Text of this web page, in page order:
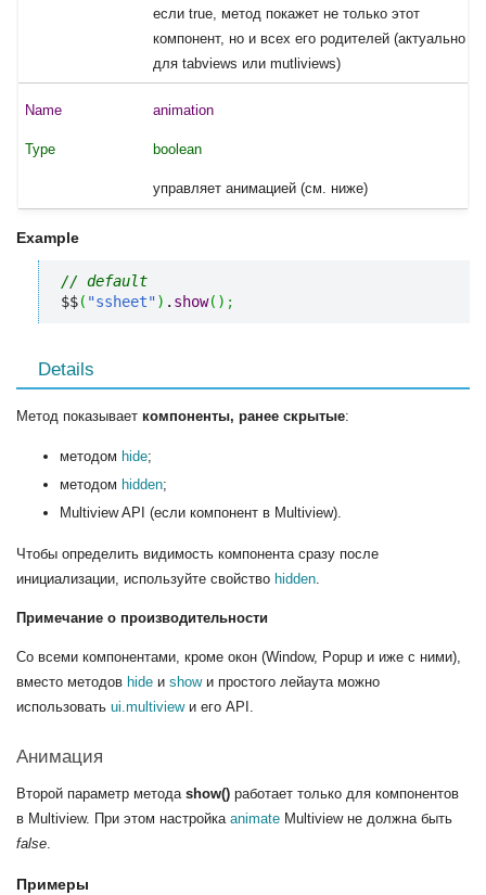
если true, метод покажет не только этот
компонент, но и всех его родителей (актуально
для tabviews или mutliviews)
animation
boolean
управляет анимацией (см. ниже)
Example
// default
$$( "ssheet") . show( ) ;
Details
Метод показывает компоненты, ранее скрытые:
методом hide;
методом hidden;
Multiview API (если компонент в Multiview).
Чтобы определить видимость компонента сразу после
инициализации, используйте свойство hidden.
Примечание о производительности
Со всеми компонентами, кроме окон (Window, Popup и иже с ними),
вместо методов hide и showи простого лейаута можно
использовать ui.multiviewи его API.
Анимация
Второй параметр метода show() работает только для компонентов
в Multiview. При этом настройка animate Multiview не должна быть
false
Примеры